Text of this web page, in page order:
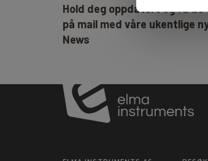
Hold deg oppdatert og få de
på mail med våre ukentlige
News